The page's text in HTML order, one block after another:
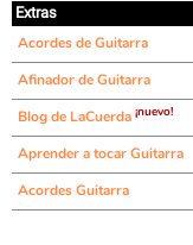
Extras
Acordes de Guitarra
Afinador de Guitarra
Blog de LaCuerda ¡nuevo!
Aprender a tocar Guitarra
Acordes Guitarra